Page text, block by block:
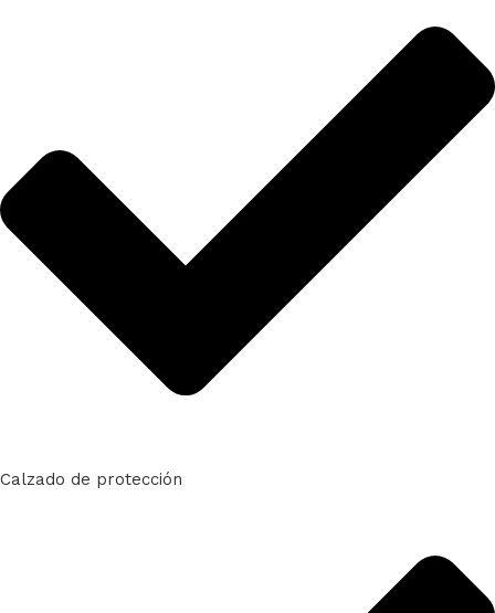
Calzado de protección